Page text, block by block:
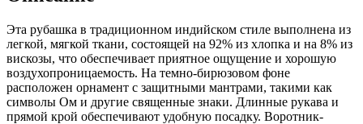
Эта рубашка в традиционном индийском стиле выполнена из
легкой, мягкой ткани, состоящей на 92% из хлопка и на 8% из
вискозы, что обеспечивает приятное ощущение и хорошую
воздухопроницаемость. На темно-бирюзовом фоне
расположен орнамент с защитными мантрами, такими как
символы Ом и другие священные знаки. Длинные рукава и
прямой крой обеспечивают удобную посадку. Воротник-